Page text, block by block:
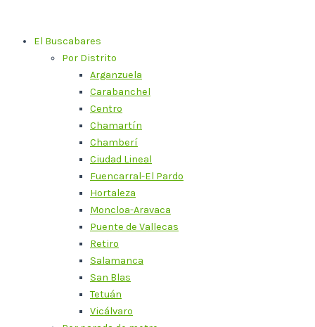
contenidoEl Buscabares
Por Distrito
Arganzuela
Carabanchel
Centro
Chamartín
Chamberí
Ciudad Lineal
Fuencarral-El Pardo
Hortaleza
Moncloa-Aravaca
Puente de Vallecas
Retiro
Salamanca
San Blas
Tetuán
Vicálvaro